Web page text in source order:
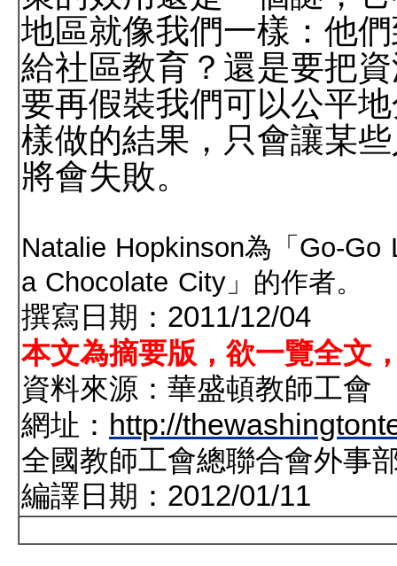
地區就像我們一樣：他
給社區教育？還是要把
要再假裝我們可以公平
樣做的結果，只會讓某
將會失敗。
Natalie Hopkinson為「Go-Go
a Chocolate City」的作者。
撰寫日期：2011/12/04
本文為摘要版，欲一覽全文
資料來源：華盛頓教師工會
網址： http://
全國教師工會總聯合會外事
編譯日期：2012/01/11